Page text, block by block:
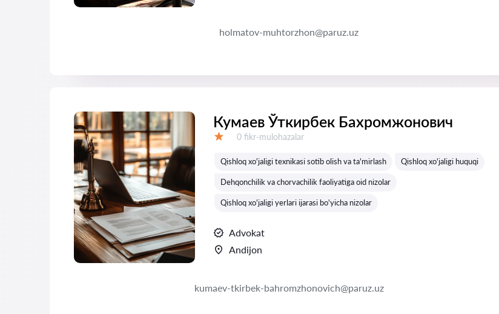
holmatov-muhtorzhon@paruz.uz
Кумаев Ўткирбек Бахромжонович
Fikrlar:
0 fikr-mulohazalar
Qishloq xo'jaligi texnikasi sotib olish va ta'mirlash Qishloq xo'jaligi huquqi
Dehqonchilik va chorvachilik faoliyatiga oid nizolar
Qishloq xo'jaligi yerlari ijarasi bo'yicha nizolar
Advokat
Andijon
kumaev-tkirbek-bahromzhonovich@paruz.uz